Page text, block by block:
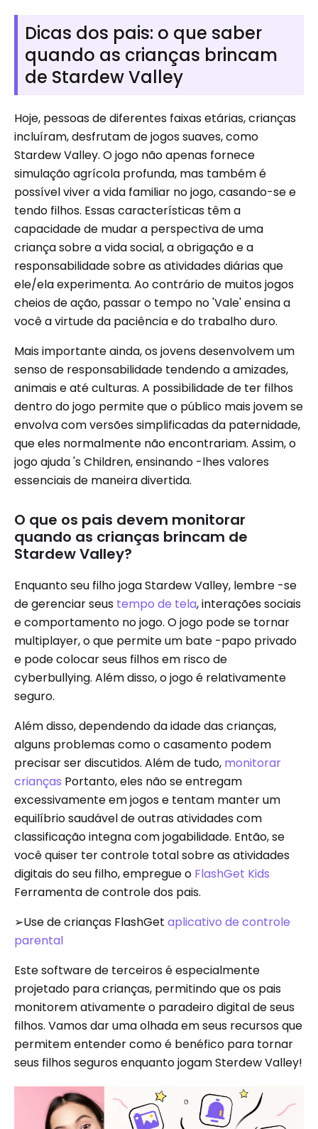
Dicas dos pais: o que saber
quando as crianças brincam
de Stardew Valley
Hoje, pessoas de diferentes faixas etárias, crianças
incluíram, desfrutam de jogos suaves, como
Stardew Valley. O jogo não apenas fornece
simulação agrícola profunda, mas também é
possível viver a vida familiar no jogo, casando-se e
tendo filhos. Essas características têm a
capacidade de mudar a perspectiva de uma
criança sobre a vida social, a obrigação e a
responsabilidade sobre as atividades diárias que
ele/ela experimenta. Ao contrário de muitos jogos
cheios de ação, passar o tempo no 'Vale' ensina a
você a virtude da paciência e do trabalho duro.
Mais importante ainda, os jovens desenvolvem um
senso de responsabilidade tendendo a amizades,
animais e até culturas. A possibilidade de ter filhos
dentro do jogo permite que o público mais jovem se
envolva com versões simplificadas da paternidade,
que eles normalmente não encontrariam. Assim, o
jogo ajuda 's Children, ensinando -lhes valores
essenciais de maneira divertida.
O que os pais devem monitorar
quando as crianças brincam de
Stardew Valley?
Enquanto seu filho joga Stardew Valley, lembre -se
de gerenciar seus tempo de tela, interações sociais
e comportamento no jogo. O jogo pode se tornar
multiplayer, o que permite um bate -papo privado
e pode colocar seus filhos em risco de
cyberbullying. Além disso, o jogo é relativamente
seguro.
Além disso, dependendo da idade das crianças,
alguns problemas como o casamento podem
precisar ser discutidos. Além de tudo, monitorar
crianças Portanto, eles não se entregam
excessivamente em jogos e tentam manter um
equilíbrio saudável de outras atividades com
classificação integna com jogabilidade. Então, se
você quiser ter controle total sobre as atividades
digitais do seu filho, empregue o FlashGet Kids
Ferramenta de controle dos pais.
➢Use de crianças FlashGet aplicativo de controle
parental
Este software de terceiros é especialmente
projetado para crianças, permitindo que os pais
monitorem ativamente o paradeiro digital de seus
filhos. Vamos dar uma olhada em seus recursos que
permitem entender como é benéfico para tornar
seus filhos seguros enquanto jogam Sterdew Valley!